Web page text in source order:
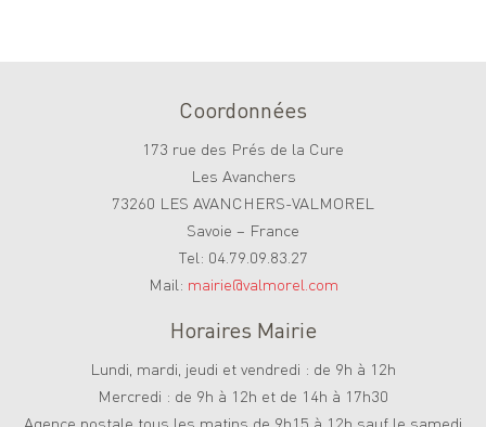
Coordonnées
173 rue des Prés de la Cure
Les Avanchers
73260 LES AVANCHERS-VALMOREL
Savoie – France
Tel: 04.79.09.83.27
Mail: mairie@valmorel.com
Horaires Mairie
Lundi, mardi, jeudi et vendredi : de 9h à 12h
Mercredi : de 9h à 12h et de 14h à 17h30
Agence postale tous les matins de 9h15 à 12h sauf le samedi